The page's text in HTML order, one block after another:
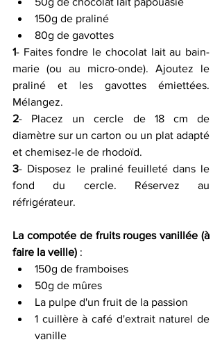
150g de praliné
80g de gavottes
1- Faites fondre le chocolat lait au bain-
marie (ou au micro-onde). Ajoutez le
praliné et les gavottes émiettées.
Mélangez.
2- Placez un cercle de 18 cm de
diamètre sur un carton ou un plat adapté
et chemisez-le de rhodoïd.
3- Disposez le praliné feuilleté dans le
fond du cercle. Réservez au
réfrigérateur.
La compotée de fruits rouges vanillée (à
faire la veille) :
150g de framboises
50g de mûres
La pulpe d'un fruit de la passion
1 cuillère à café d'extrait naturel de
vanille